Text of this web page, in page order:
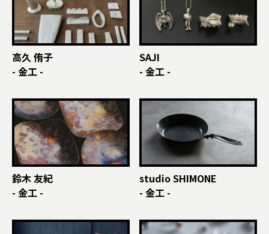
高久 侑子
- 金工 -
SAJI
- 金工 -
鈴木 友紀
- 金工 -
studio SHIMONE
- 金工 -